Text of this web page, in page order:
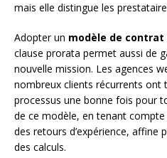
mais elle distingue les
Adopter un modèle de
clause prorata permet aussi de
nouvelle mission. Les agences
nombreux clients récurrents
processus une bonne fois pour
de ce modèle, en tenant
des retours d’expérience, affine
des calculs.